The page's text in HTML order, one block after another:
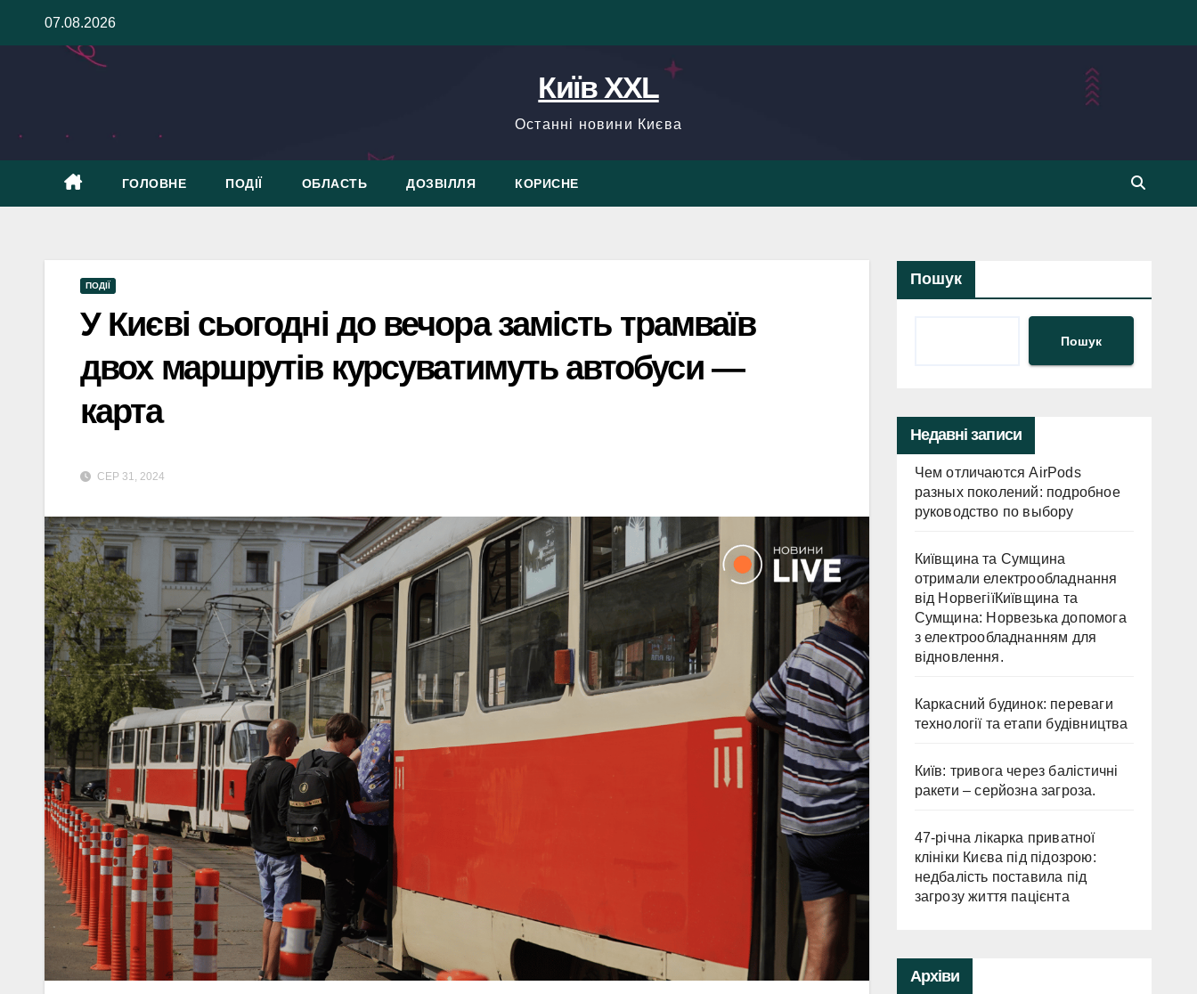
07.08.2026
Київ XXL
Останні новини Києва
ГОЛОВНЕ ПОДІЇ ОБЛАСТЬ ДОЗВІЛЛЯ КОРИСНЕ
ПОДІЇ
У Києві сьогодні до вечора замість трамваїв
двох маршрутів курсуватимуть автобуси —
карта
СЕР 31, 2024
Пошук
Пошук
Недавні записи
Чем отличаются AirPods
разных поколений: подробное
руководство по выбору
Київщина та Сумщина
отримали електрообладнання
від НорвегіїКиївщина та
Сумщина: Норвезька допомога
з електрообладнанням для
відновлення.
Каркасний будинок: переваги
технології та етапи будівництва
Київ: тривога через балістичні
ракети – серйозна загроза.
47-річна лікарка приватної
клініки Києва під підозрою:
недбалість поставила під
загрозу життя пацієнта
Архіви